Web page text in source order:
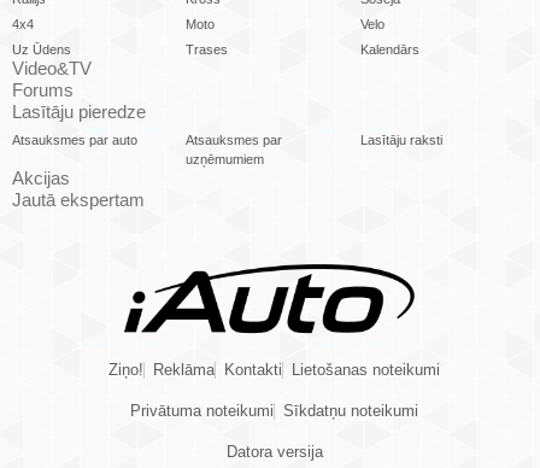
4x4
Moto
Velo
Uz Ūdens
Trases Kalendārs
Video&TV
Forums
Lasītāju pieredze
Atsauksmes par auto
Atsauksmes par
uzņēmumiem
Lasītāju raksti
Akcijas
Jautā ekspertam
Ziņo! Reklāma Kontakti Lietošanas noteikumi
Privātuma noteikumi Sīkdatņu noteikumi
Datora versija